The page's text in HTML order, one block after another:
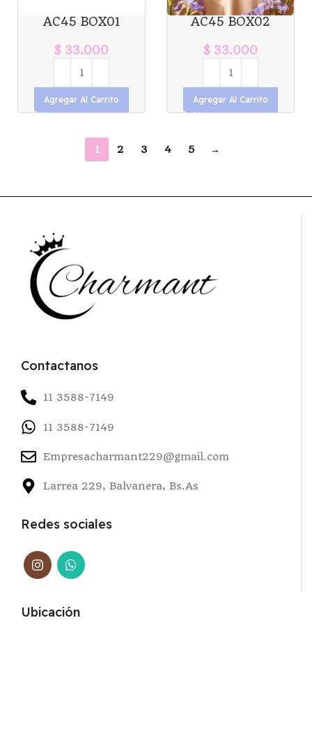
AC45 BOX01
PERFUMES 5 DE
20ML
$ 33.000
Agregar Al Carrito
AC45 BOX02
PERFUMES 5 X
20ML
$ 33.000
Agregar Al Carrito
1 2 3 4 5 →
Contactanos
11 3588-7149
11 3588-7149
Empresacharmant229@gmail.com
Larrea 229, Balvanera, Bs.As
Redes sociales
Ubicación